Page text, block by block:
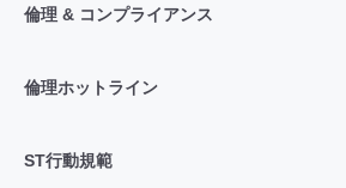
倫理 & コンプライアンス
倫理ホットライン
ST行動規範